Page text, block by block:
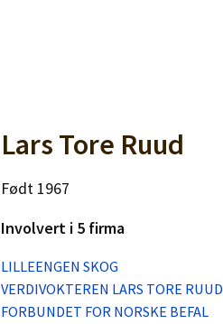
Lars Tore Ruud
Født 1967
Involvert i 5 firma
LILLEENGEN SKOG
VERDIVOKTEREN LARS TORE RUUD
FORBUNDET FOR NORSKE BEFAL